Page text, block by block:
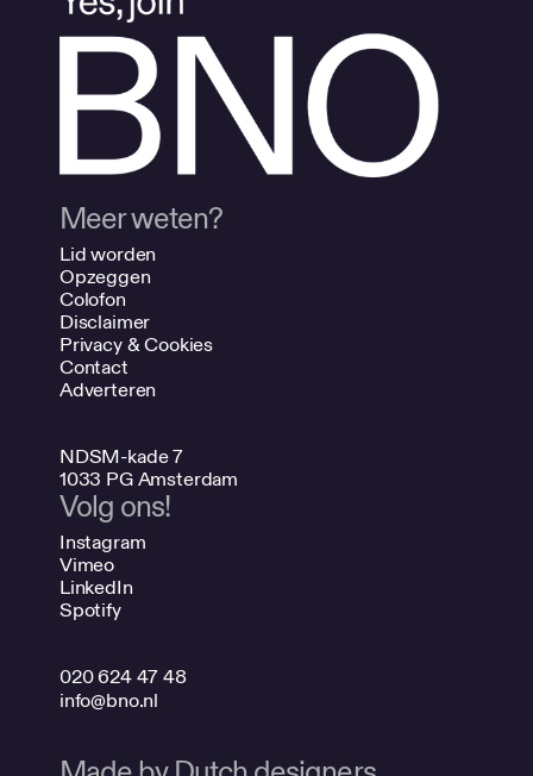
Meer weten?
Lid worden
Opzeggen
Colofon
Disclaimer
Privacy & Cookies
Contact
Adverteren
NDSM-kade 7
1033 PG Amsterdam
Volg ons!
Instagram
Vimeo
LinkedIn
Spotify
020 624 47 48
info@bno.nl